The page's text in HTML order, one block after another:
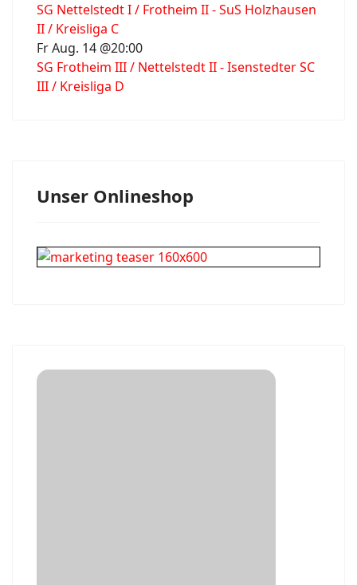
SG Nettelstedt I / Frotheim II - SuS Holzhausen
II / Kreisliga C
Fr Aug. 14 @20:00
SG Frotheim III / Nettelstedt II - Isenstedter SC
III / Kreisliga D
Unser Onlineshop